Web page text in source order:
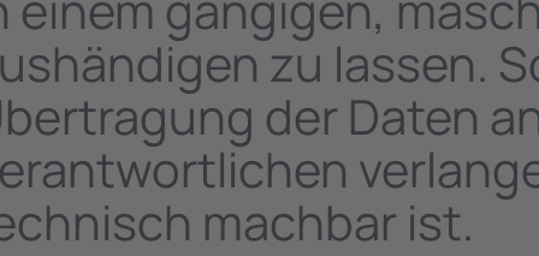
zu lassen.
der Daten
machbar ist.